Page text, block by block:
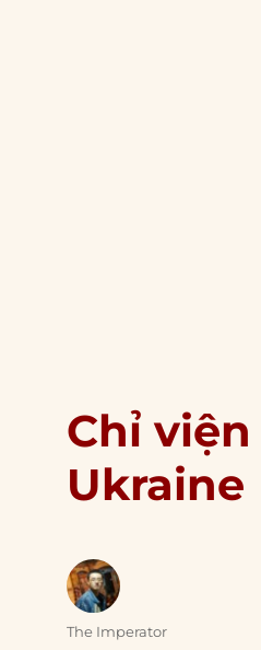
Chỉ
Ukraine
Author
The Imperator